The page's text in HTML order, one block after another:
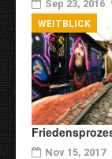
Sep 23, 2016
Nov 15, 2017
WEITBLICK